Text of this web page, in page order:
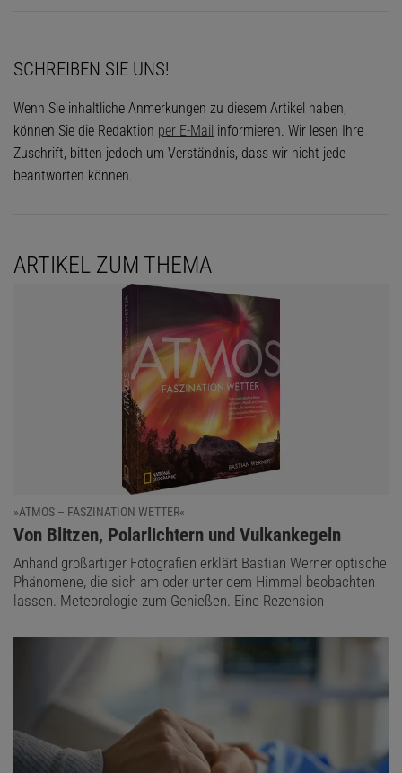
SCHREIBEN SIE UNS!
Wenn Sie inhaltliche Anmerkungen zu diesem Artikel haben,
können Sie die Redaktion per E-Mail informieren. Wir lesen Ihre
Zuschrift, bitten jedoch um Verständnis, dass wir nicht jede
beantworten können.
ARTIKEL ZUM THEMA
»ATMOS – FASZINATION WETTER«
:
Von Blitzen, Polarlichtern und Vulkankegeln
Anhand großartiger Fotografien erklärt Bastian Werner optische
Phänomene, die sich am oder unter dem Himmel beobachten
lassen. Meteorologie zum Genießen. Eine Rezension